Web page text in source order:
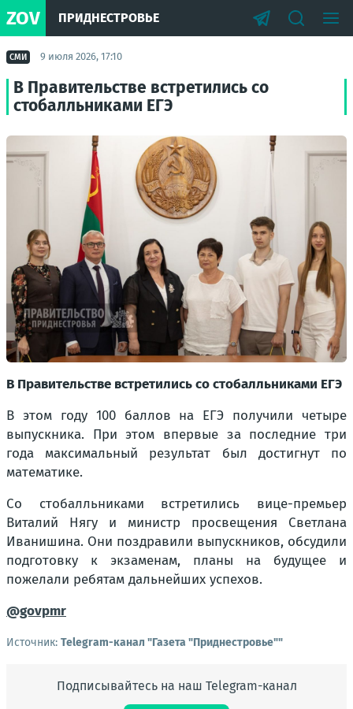
ZOV ПРИДНЕСТРОВЬЕ
СМИ 9 июля 2026, 17:10
В Правительстве встретились со
стобалльниками ЕГЭ
В Правительстве встретились со стобалльниками ЕГЭ
В этом году 100 баллов на ЕГЭ получили четыре
выпускника. При этом впервые за последние три
года максимальный результат был достигнут по
математике.
Со стобалльниками встретились вице-премьер
Виталий Нягу и министр просвещения Светлана
Иванишина. Они поздравили выпускников, обсудили
подготовку к экзаменам, планы на будущее и
пожелали ребятам дальнейших успехов.
@govpmr
Источник: Telegram-канал "Газета "Приднестровье""
Подписывайтесь на наш Telegram-канал